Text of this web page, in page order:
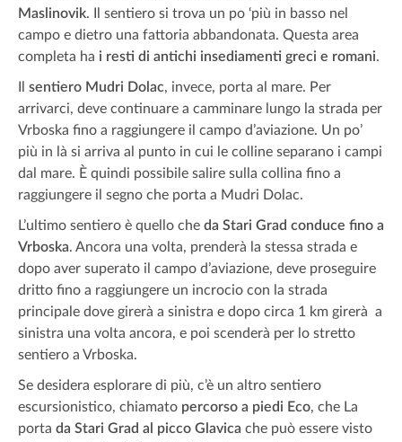
Maslinovik. Il sentiero si trova un po ‘più in basso nel
campo e dietro una fattoria abbandonata. Questa area
completa ha i resti di antichi insediamenti greci e romani.
sentiero Mudri Dolac, invece, porta al mare. Per
arrivarci, deve continuare a camminare lungo la strada per
Vrboska fino a raggiungere il campo d’aviazione. Un po’
più in là si arriva al punto in cui le colline separano i campi
dal mare. È quindi possibile salire sulla collina fino a
raggiungere il segno che porta a Mudri Dolac.
L’ultimo sentiero è quello che da Stari Grad conduce fino a
Vrboska. Ancora una volta, prenderà la stessa strada e
dopo aver superato il campo d’aviazione, deve proseguire
dritto fino a raggiungere un incrocio con la strada
principale dove girerà a sinistra e dopo circa 1 km girerà a
sinistra una volta ancora, e poi scenderà per lo stretto
sentiero a Vrboska.
Se desidera esplorare di più, c’è un altro sentiero
escursionistico, chiamato percorso a piedi Eco, che La
porta da Stari Grad al picco Glavica che può essere visto